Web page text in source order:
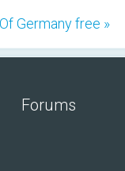
Germany free »
Forums